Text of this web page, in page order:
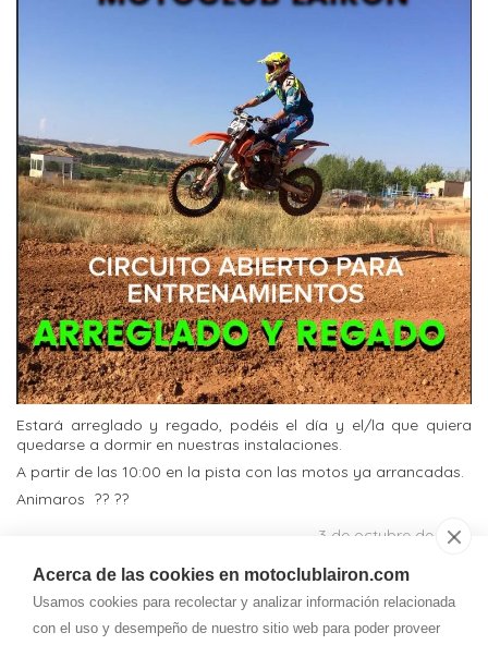
Acerca de las cookies en motoclublairon.com
Usamos cookies para recolectar y analizar información relacionada
con el uso y desempeño de nuestro sitio web para poder proveer
Estará arreglado y regado, podéis el día y el/la que quiera
quedarse a dormir en nuestras instalaciones.
A partir de las 10:00 en la pista con las motos ya arrancadas.
Animaros ?? ??
3 de octubre de 2018
Contacto
Teléfono